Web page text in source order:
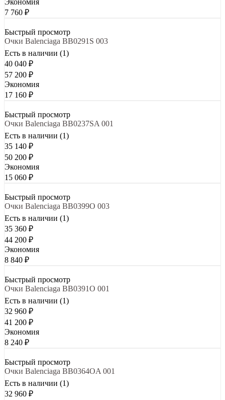
Экономия
7 760 ₽
Быстрый просмотр
Очки Balenciaga BB0291S 003
Есть в наличии (1)
40 040 ₽
57 200 ₽
Экономия
17 160 ₽
Быстрый просмотр
Очки Balenciaga BB0237SA 001
Есть в наличии (1)
35 140 ₽
50 200 ₽
Экономия
15 060 ₽
Быстрый просмотр
Очки Balenciaga BB0399O 003
Есть в наличии (1)
35 360 ₽
44 200 ₽
Экономия
8 840 ₽
Быстрый просмотр
Очки Balenciaga BB0391O 001
Есть в наличии (1)
32 960 ₽
41 200 ₽
Экономия
8 240 ₽
Быстрый просмотр
Очки Balenciaga BB0364OA 001
Есть в наличии (1)
32 960 ₽